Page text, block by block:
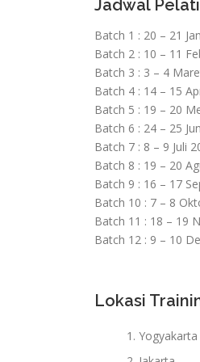
Jadwal
Batch 1 : 20 – 21
Batch 2 : 10 – 11
Batch 3 : 3 – 4
Batch 4 : 14 – 15
Batch 5 : 19 – 20
Batch 6 : 24 – 25
Batch 7 : 8 – 9 Juli
Batch 8 : 19 – 20
Batch 9 : 16 – 17
Batch 10 : 7 – 8
Batch 11 : 18 – 19
Batch 12 : 9 – 10
Lokasi
Yogyakarta